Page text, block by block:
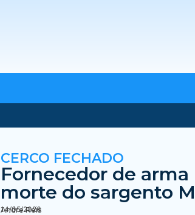
CERCO FECHADO
Fornecedor de arma
morte do sargento
Andre Reis
14/05/2026